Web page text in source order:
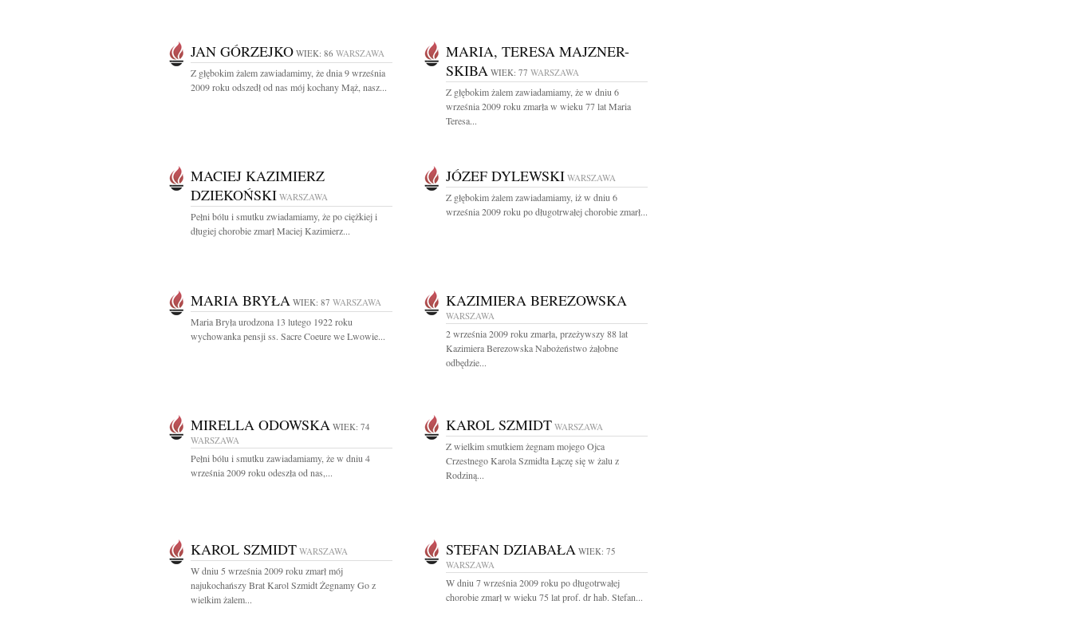
JAN GÓRZEJKO WIEK: 86 WARSZAWA
Z głębokim żalem zawiadamimy, że dnia 9 września
2009 roku odszedł od nas mój kochany Mąż, nasz...
MARIA, TERESA MAJZNER-
SKIBA WIEK: 77 WARSZAWA
Z głębokim żalem zawiadamiamy, że w dniu 6
września 2009 roku zmarła w wieku 77 lat Maria
Teresa...
MACIEJ KAZIMIERZ
DZIEKOŃSKI WARSZAWA
Pełni bólu i smutku zwiadamiamy, że po ciężkiej i
długiej chorobie zmarł Maciej Kazimierz...
JÓZEF DYLEWSKI WARSZAWA
Z głębokim żalem zawiadamiamy, iż w dniu 6
września 2009 roku po długotrwałej chorobie zmarł...
MARIA BRYŁA WIEK: 87 WARSZAWA
Maria Bryła urodzona 13 lutego 1922 roku
wychowanka pensji ss. Sacre Coeure we Lwowie...
KAZIMIERA BEREZOWSKA
WARSZAWA
2 września 2009 roku zmarła, przeżywszy 88 lat
Kazimiera Berezowska Nabożeństwo żałobne
odbędzie...
MIRELLA ODOWSKA WIEK: 74
WARSZAWA
Pełni bólu i smutku zawiadamiamy, że w dniu 4
września 2009 roku odeszła od nas,...
KAROL SZMIDT WARSZAWA
Z wielkim smutkiem żegnam mojego Ojca
Crzestnego Karola Szmidta Łączę się w żalu z
Rodziną...
KAROL SZMIDT WARSZAWA
W dniu 5 września 2009 roku zmarł mój
najukochańszy Brat Karol Szmidt Żegnamy Go z
wielkim żalem...
STEFAN DZIABAŁA WIEK: 75
WARSZAWA
W dniu 7 września 2009 roku po długotrwałej
chorobie zmarł w wieku 75 lat prof. dr hab. Stefan...